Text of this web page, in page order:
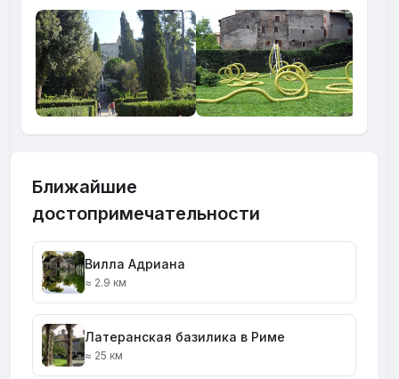
Ближайшие
достопримечательности
Вилла Адриана
≈ 2.9 км
Латеранская базилика в Риме
≈ 25 км